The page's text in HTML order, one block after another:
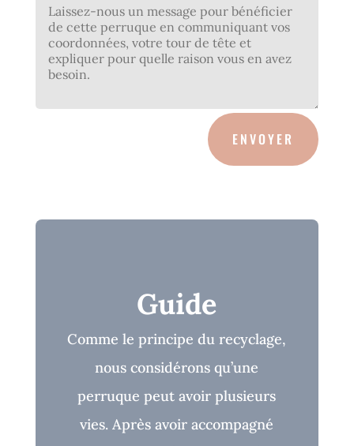
ENVOYER
Guide
Comme le principe du recyclage,
nous considérons qu’une
perruque peut avoir plusieurs
vies. Après avoir accompagné